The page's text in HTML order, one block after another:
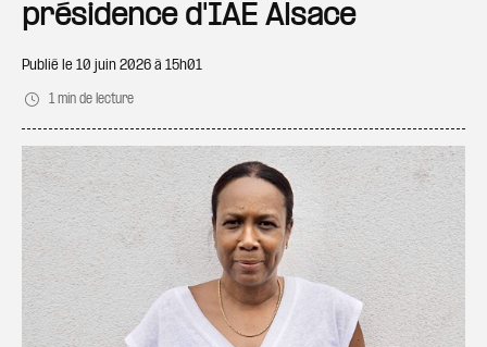
présidence d'IAE Alsace
Publié le 10 juin 2026 à 15h01
1 min de lecture